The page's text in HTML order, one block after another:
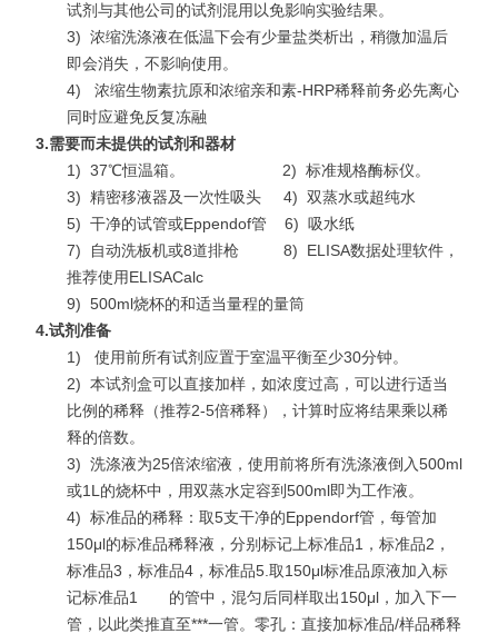
试剂与其他公司的试剂混用以免影响实验结果。
3) 浓缩洗涤液在低温下会有少量盐类析出，稍微加温后
即会消失，不影响使用。
4)
浓缩生物素抗原和浓缩亲和素-HRP稀释前务必先离心
同时应避免反复冻融
3.需要而未提供的试剂和器材
1) 37℃恒温箱。 2) 标准规格酶标仪。
3) 精密移液器及一次性吸头 4) 双蒸水或超纯水
5) 干净的试管或Eppendof管 6) 吸水纸
7)
自动洗板机或8道排枪 8)
ELISA数据处理软件，
推荐使用ELISACalc
9) 500ml烧杯的和适当量程的量筒
4.试剂准备
1)
使用前所有试剂应置于室温平衡至少30分钟。
2) 本试剂盒可以直接加样，如浓度过高，可以进行适当
比例的稀释（推荐2-5倍稀释），计算时应将结果乘以稀
释的倍数。
3) 洗涤液为25倍浓缩液，使用前将所有洗涤液倒入500ml
或1L的烧杯中，用双蒸水定容到500ml即为工作液。
4) 标准品的稀释：取5支干净的Eppendorf管，每管加
150μl的标准品稀释液，分别标记上标准品1，标准品2，
标准品3，标准品4，标准品5.取150μl标准品原液加入标
记标准品1 的管中，混匀后同样取出150μl，加入下一
管，以此类推直至***一管。零孔：直接加标准品/样品稀释